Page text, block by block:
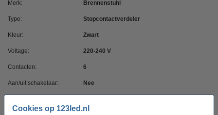
Cookies op 123led.nl
Merk: Brennenstuhl
Type: Stopcontactverdeler
Kleur: Zwart
Voltage: 220-240 V
Contacten: 6
Aan/uit schakelaar: Nee